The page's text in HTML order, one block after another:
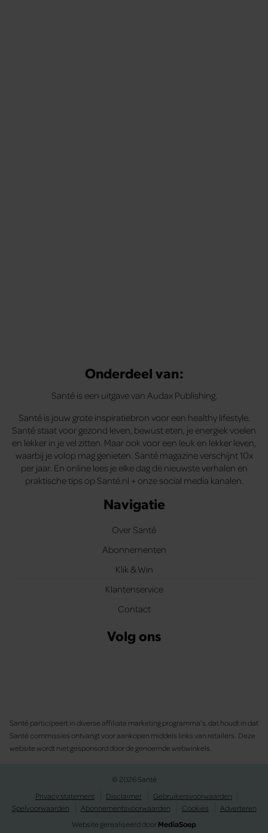
Onderdeel van:
Santé is een uitgave van Audax Publishing.
Santé is jouw grote inspiratiebron voor een healthy lifestyle.
Santé staat voor gezond leven, bewust eten, je energiek voelen
en lekker in je vel zitten. Maar ook voor een leuk en lekker leven,
waarbij je volop mag genieten. Santé magazine verschijnt 10x
per jaar. En online lees je elke dag de nieuwste verhalen en
praktische tips op Santé.nl + onze social media kanalen.
Navigatie
Over Santé
Abonnementen
Klik & Win
Klantenservice
Contact
Volg ons
Santé participeert in diverse affiliate marketing programma’s, dat houdt in dat
Santé commissies ontvangt voor aankopen middels links van retailers. Deze
website wordt niet gesponsord door de genoemde webwinkels.
© 2026 Santé
Privacy statement
Disclaimer
Gebruikersvoorwaarden
Spelvoorwaarden
Abonnementsvoorwaarden Cookies
Adverteren
Website gerealiseerd doorMediaSoep